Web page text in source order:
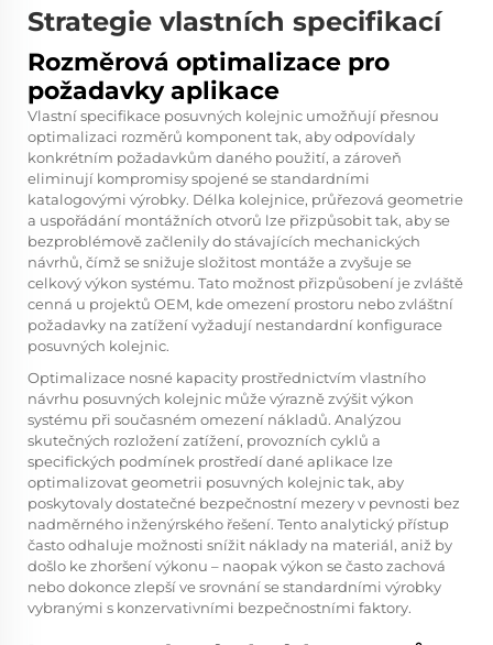
Strategie vlastních specifikací
Rozměrová optimalizace pro
požadavky aplikace
Vlastní specifikace posuvných kolejnic umožňují přesnou
optimalizaci rozměrů komponent tak, aby odpovídaly
konkrétním požadavkům daného použití, a zároveň
eliminují kompromisy spojené se standardními
katalogovými výrobky. Délka kolejnice, průřezová geometrie
a uspořádání montážních otvorů lze přizpůsobit tak, aby se
bezproblémově začlenily do stávajících mechanických
návrhů, čímž se snižuje složitost montáže a zvyšuje se
celkový výkon systému. Tato možnost přizpůsobení je zvláště
cenná u projektů OEM, kde omezení prostoru nebo zvláštní
požadavky na zatížení vyžadují nestandardní konfigurace
posuvných kolejnic.
Optimalizace nosné kapacity prostřednictvím vlastního
návrhu posuvných kolejnic může výrazně zvýšit výkon
systému při současném omezení nákladů. Analýzou
skutečných rozložení zatížení, provozních cyklů a
specifických podmínek prostředí dané aplikace lze
optimalizovat geometrii posuvných kolejnic tak, aby
poskytovaly dostatečné bezpečnostní mezery v pevnosti bez
nadměrného inženýrského řešení. Tento analytický přístup
často odhaluje možnosti snížit náklady na materiál, aniž by
došlo ke zhoršení výkonu – naopak výkon se často zachová
nebo dokonce zlepší ve srovnání se standardními výrobky
vybranými s konzervativními bezpečnostními faktory.